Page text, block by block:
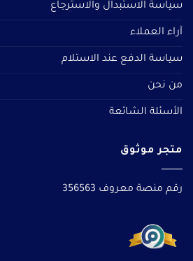
سياسة الاستبدال والاسترجاع
آراء العملاء
سياسة الدفع عند الاستلام
من نحن
الأسئلة الشائعة
متجر موثوق
رقم منصة معروف 356563